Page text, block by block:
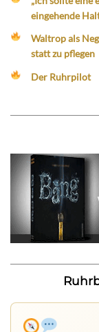
eingehende
Waltrop als
statt zu pflegen
Der Ruhrpilot